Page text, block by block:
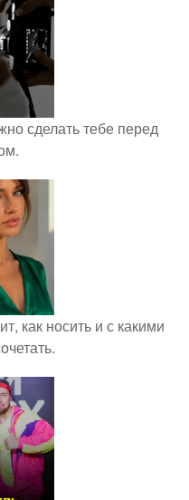
сделать тебе перед
как носить и с какими